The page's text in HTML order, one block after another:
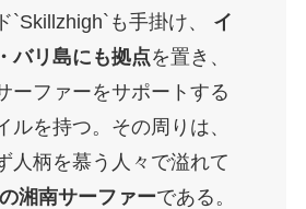
`Skillzhigh`も手掛け、 イ
バリ島にも拠点を置き、
ーファーをサポートする
ルを持つ。その周りは、
人柄を慕う人々で溢れて
湘南サーファーである。